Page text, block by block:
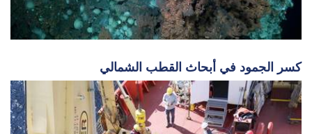
كسر الجمود في أبحاث القطب الشمالي